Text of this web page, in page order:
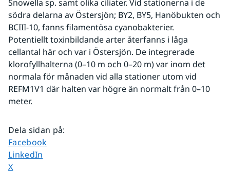
Snowella sp. samt olika ciliater. Vid stationerna i de
södra delarna av Östersjön; BY2, BY5, Hanöbukten och
BCIII-10, fanns filamentösa cyanobakterier.
Potentiellt toxinbildande arter återfanns i låga
cellantal här och var i Östersjön. De integrerade
klorofyllhalterna (0–10 m och 0–20 m) var inom det
normala för månaden vid alla stationer utom vid
REFM1V1 där halten var högre än normalt från 0–10
meter.
Dela sidan på:
Dela sidan på
Facebook
Dela sidan på
LinkedIn
Dela sidan på
X